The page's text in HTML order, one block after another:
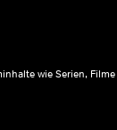
wie Serien,